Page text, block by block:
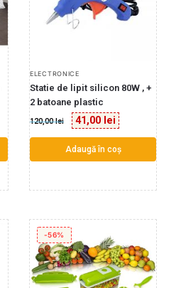
ELECTRONICE
Statie de lipit silicon 80W , +
2 batoane plastic
120,00lei 41,00 lei
Adaugă în coș
-56%